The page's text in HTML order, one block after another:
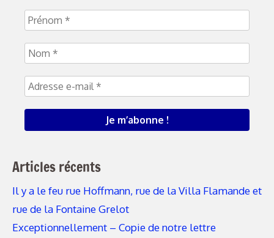
Articles récents
Il y a le feu rue Hoffmann, rue de la Villa Flamande et
rue de la Fontaine Grelot
Exceptionnellement – Copie de notre lettre